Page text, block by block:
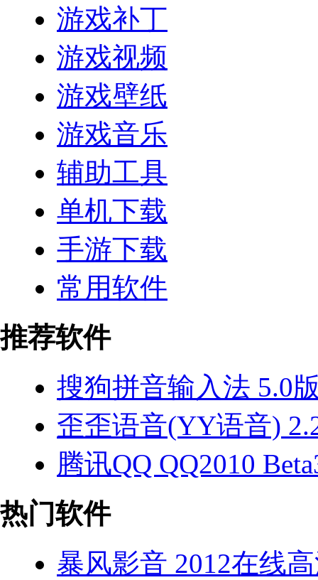
游戏补丁
游戏视频
游戏壁纸
游戏音乐
辅助工具
单机下载
手游下载
常用软件
推荐软件
搜狗拼音输入法 5.0
歪歪语音(YY语音)
腾讯QQ QQ2010
热门软件
暴风影音 2012在线